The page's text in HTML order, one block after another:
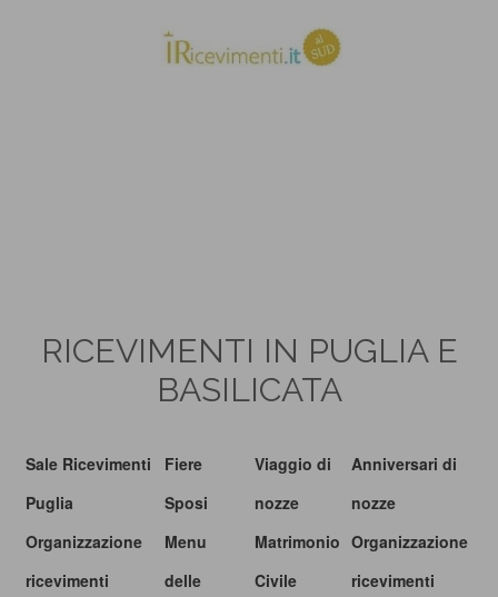
RICEVIMENTI IN PUGLIA E
BASILICATA
Sale Ricevimenti
Puglia
Organizzazione
ricevimenti
Fiere
Sposi
Menu
delle
Viaggio di
nozze
Matrimonio
Civile
Anniversari di
nozze
Organizzazione
ricevimenti